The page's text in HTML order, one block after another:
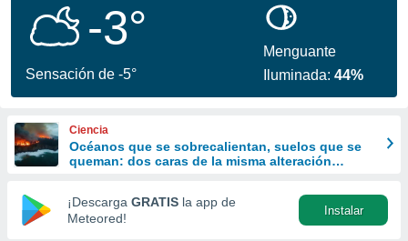
que se
calidad.
a este
las
y
forma
digital
basada
-3°
Sensación de -5°
Menguante
Iluminada:44%
Ciencia
Océanos que se sobrecalientan, suelos que se
queman: dos caras de la misma alteración
¡Descarga GRATIS la app de
Meteored!
Instalar